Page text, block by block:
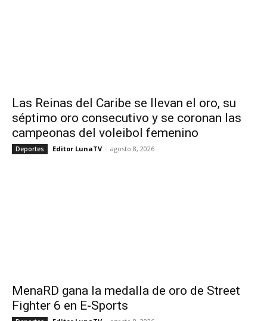
Las Reinas del Caribe se llevan el oro, su
séptimo oro consecutivo y se coronan las
campeonas del voleibol femenino
Deportes Editor LunaTV - agosto 8, 2026
MenaRD gana la medalla de oro de Street
Fighter 6 en E-Sports